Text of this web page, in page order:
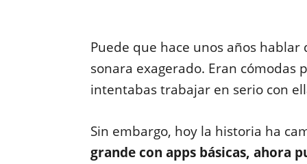
Puede que hace unos años
sonara exagerado. Eran
intentabas trabajar en serio con
Sin embargo, hoy la historia ha
grande con apps básicas, ahora